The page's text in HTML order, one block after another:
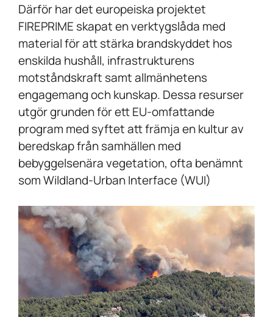
Därför har det europeiska projektet
FIREPRIME skapat en verktygslåda med
material för att stärka brandskyddet hos
enskilda hushåll, infrastrukturens
motståndskraft samt allmänhetens
engagemang och kunskap. Dessa resurser
utgör grunden för ett EU-omfattande
program med syftet att främja en kultur av
beredskap från samhällen med
bebyggelsenära vegetation, ofta benämnt
som Wildland-Urban Interface (WUI)